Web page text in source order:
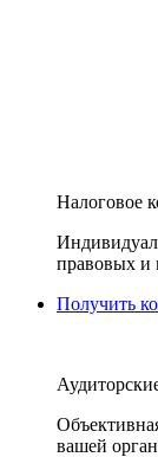
Налоговое
правовых и
Получить
вашей